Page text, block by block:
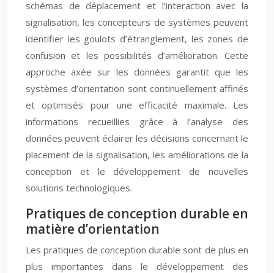
schémas de déplacement et l’interaction avec la
signalisation, les concepteurs de systèmes peuvent
identifier les goulots d’étranglement, les zones de
confusion et les possibilités d’amélioration. Cette
approche axée sur les données garantit que les
systèmes d’orientation sont continuellement affinés
et optimisés pour une efficacité maximale. Les
informations recueillies grâce à l’analyse des
données peuvent éclairer les décisions concernant le
placement de la signalisation, les améliorations de la
conception et le développement de nouvelles
solutions technologiques.
Pratiques de conception durable en
matière d’orientation
Les pratiques de conception durable sont de plus en
plus importantes dans le développement des